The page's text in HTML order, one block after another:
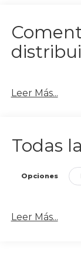
Leer Más...
Todas
Opciones
Leer Más...